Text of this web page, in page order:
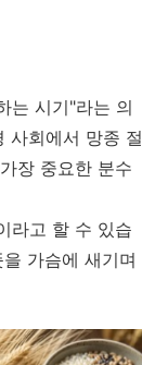
는 시기"라는 의
사회에서 망종 절
장 중요한 분수
라고 할 수 있습
가슴에 새기며